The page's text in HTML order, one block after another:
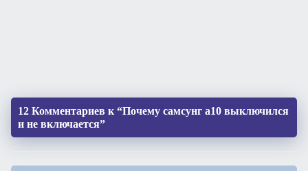
12 Комментариев к “Почему самсунг а10 выключился
и не включается”